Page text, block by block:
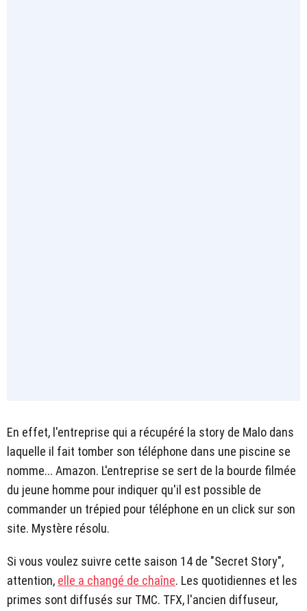
En effet, l'entreprise qui a récupéré la story de Malo dans
laquelle il fait tomber son téléphone dans une piscine se
nomme... Amazon. L'entreprise se sert de la bourde filmée
du jeune homme pour indiquer qu'il est possible de
commander un trépied pour téléphone en un click sur son
site. Mystère résolu.
Si vous voulez suivre cette saison 14 de "Secret Story",
attention, elle a changé de chaîne. Les quotidiennes et les
primes sont diffusés sur TMC. TFX, l'ancien diffuseur,